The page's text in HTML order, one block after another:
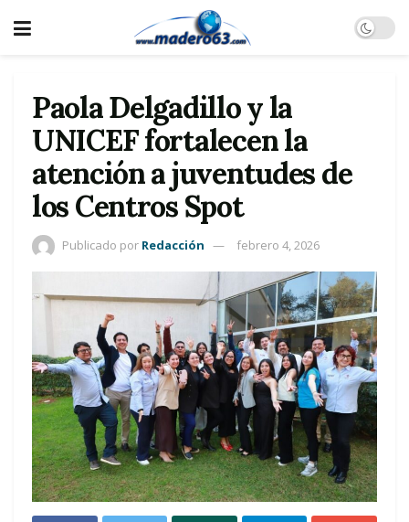
Paola Delgadillo y la
UNICEF fortalecen la
atención a juventudes de
los Centros Spot
Publicado por Redacción febrero 4, 2026